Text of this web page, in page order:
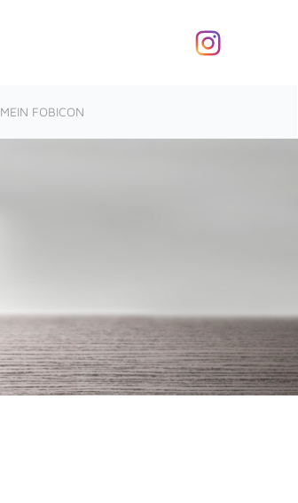
MEIN FOBICON